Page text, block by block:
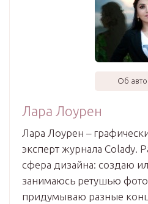
Об
Лара Лоурен
Лара Лоурен –
эксперт журнала Colady.
сфера дизайна: создаю
занимаюсь ретушью
придумываю разные